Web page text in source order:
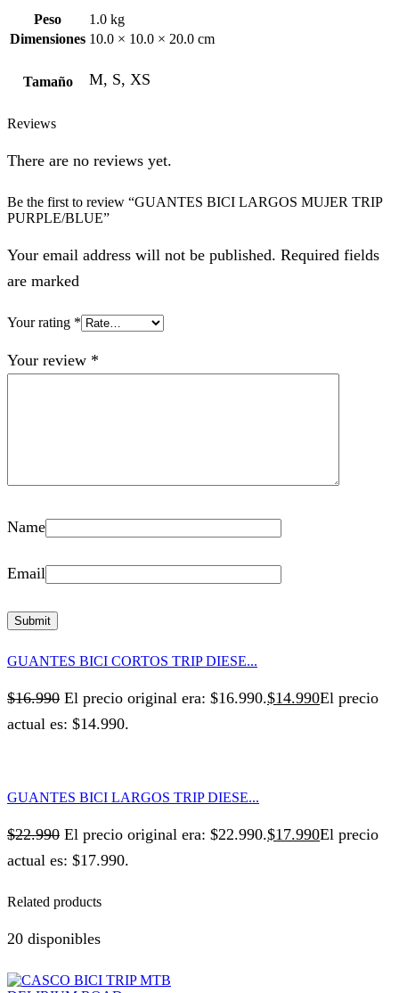
Peso
1.0 kg
Dimensiones 10.0 × 10.0 × 20.0 cm
Tamaño M, S, XS
Reviews
There are no reviews yet.
Be the first to review “GUANTES BICI LARGOS MUJER TRIP
PURPLE/BLUE”
Your email address will not be published. Required fields
are marked
Your rating *
Your review *
Name
Email
GUANTES BICI CORTOS TRIP DIESE...
$16.990 El precio original era: $16.990.$14.990El precio
actual es: $14.990.
GUANTES BICI LARGOS TRIP DIESE...
$22.990 El precio original era: $22.990.$17.990El precio
actual es: $17.990.
Related products
20 disponibles